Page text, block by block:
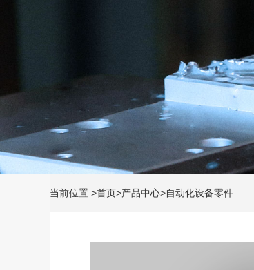
当前位置 >首页>产品中心>自动化设备零件